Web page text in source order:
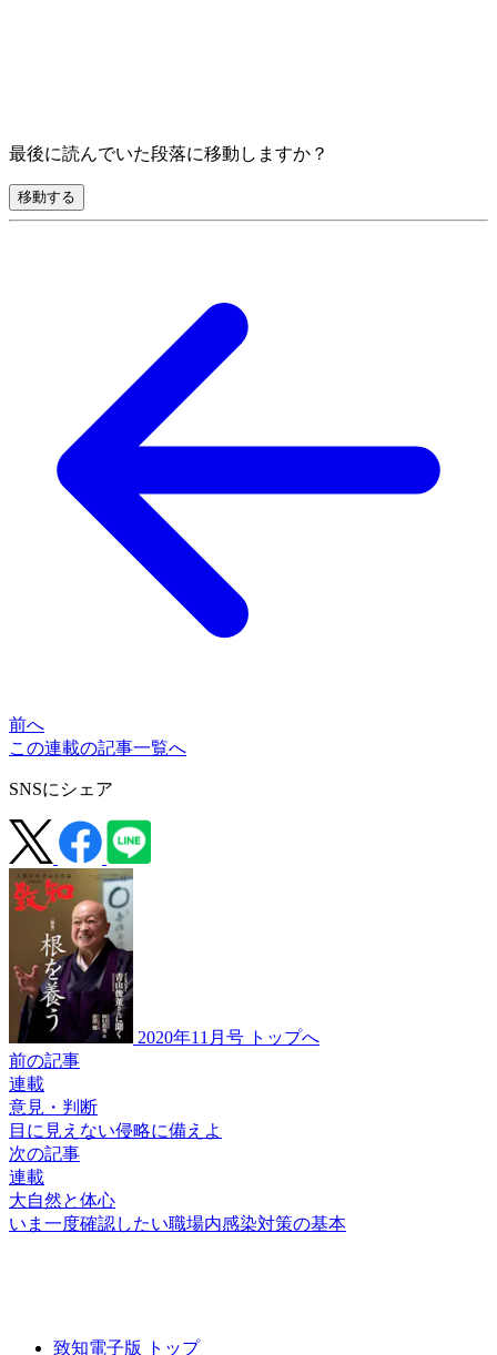
最後に読んでいた段落に移動しますか？
移動する
前へ
この連載の記事一覧へ
SNSにシェア
2020年11月号 トップへ
前の記事
連載
意見・判断
目に見えない侵略に備えよ
次の記事
連載
大自然と体心
いま一度確認したい職場内感染対策の基本
致知電子版 トップ